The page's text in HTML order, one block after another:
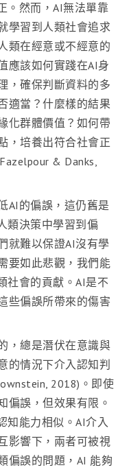
。然而，AI無法單靠
學習到人類社會追求
類在經意或不經意的
應該如何實踐在AI身
，確保判斷資料的多
適當？什麼樣的結果
化群體價值？如何帶
，培養出符合社會正
& Danks,
AI的偏誤，這仍舊是
類決策中學習到偏
就難以保證AI沒有學
要如此悲觀，我們能
社會的貢獻。AI是不
些偏誤所帶來的傷害
，總是潛伏在意識與
的情況下介入認知判
2018)。即使
偏誤，但效果有限。
知能力相似。AI介入
影響下，兩者可被視
偏誤的問題，AI 能夠